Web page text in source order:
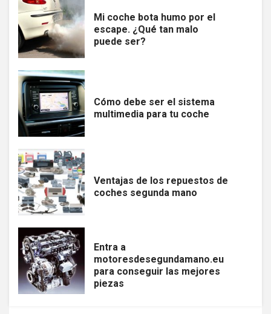
Mi coche bota humo por el
escape. ¿Qué tan malo
puede ser?
Cómo debe ser el sistema
multimedia para tu coche
Ventajas de los repuestos de
coches segunda mano
Entra a
motoresdesegundamano.eu
para conseguir las mejores
piezas
9
SIN CATEGORÍA
La creciente competitividad
10
SIN CATEGORÍA
Beneficios y curiosidades
11
GENERAL NEGOCIOS
Banco del Bajío le apuesta a la
12
NEGOCIOS
La venta de fincas en Marinilla
– Una opción para cambiar tu